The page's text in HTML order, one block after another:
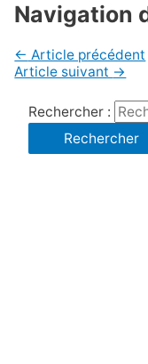
Navigation
← Article précédent
Article suivant →
Rechercher :